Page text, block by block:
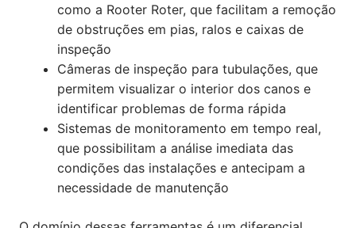
como a Rooter Roter, que facilitam a remoção
de obstruções em pias, ralos e caixas de
inspeção
Câmeras de inspeção para tubulações, que
permitem visualizar o interior dos canos e
identificar problemas de forma rápida
Sistemas de monitoramento em tempo real,
que possibilitam a análise imediata das
condições das instalações e antecipam a
necessidade de manutenção